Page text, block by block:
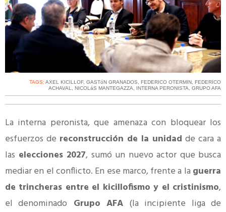
TAGS: AXEL KICILLOF, GASTóN GRANADOS, FEDERICO OTERMIN, FEDERICO
ACHAVAL, NICOLáS MANTEGAZZA, INTERNA PERONISTA, GRUPO AFA
La interna peronista, que amenaza con bloquear los
esfuerzos de reconstrucción de la unidad de cara a
las elecciones 2027, sumó un nuevo actor que busca
mediar en el conflicto. En ese marco, frente a la guerra
de trincheras entre el kicillofismo y el cristinismo,
el denominado Grupo AFA (la incipiente liga de